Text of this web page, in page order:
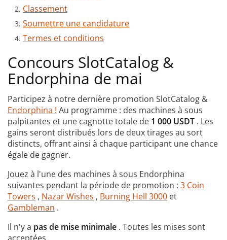
Classement
Soumettre une candidature
Termes et conditions
Concours SlotCatalog &
Endorphina de mai
Participez à notre dernière promotion SlotCatalog &
Endorphina ! Au programme : des machines à sous
palpitantes et une cagnotte totale de 1 000 USDT . Les
gains seront distribués lors de deux tirages au sort
distincts, offrant ainsi à chaque participant une chance
égale de gagner.
Jouez à l'une des machines à sous Endorphina
suivantes pendant la période de promotion : 3 Coin
Towers , Nazar Wishes , Burning Hell 3000 et
Gambleman .
Il n'y a pas de mise minimale . Toutes les mises sont